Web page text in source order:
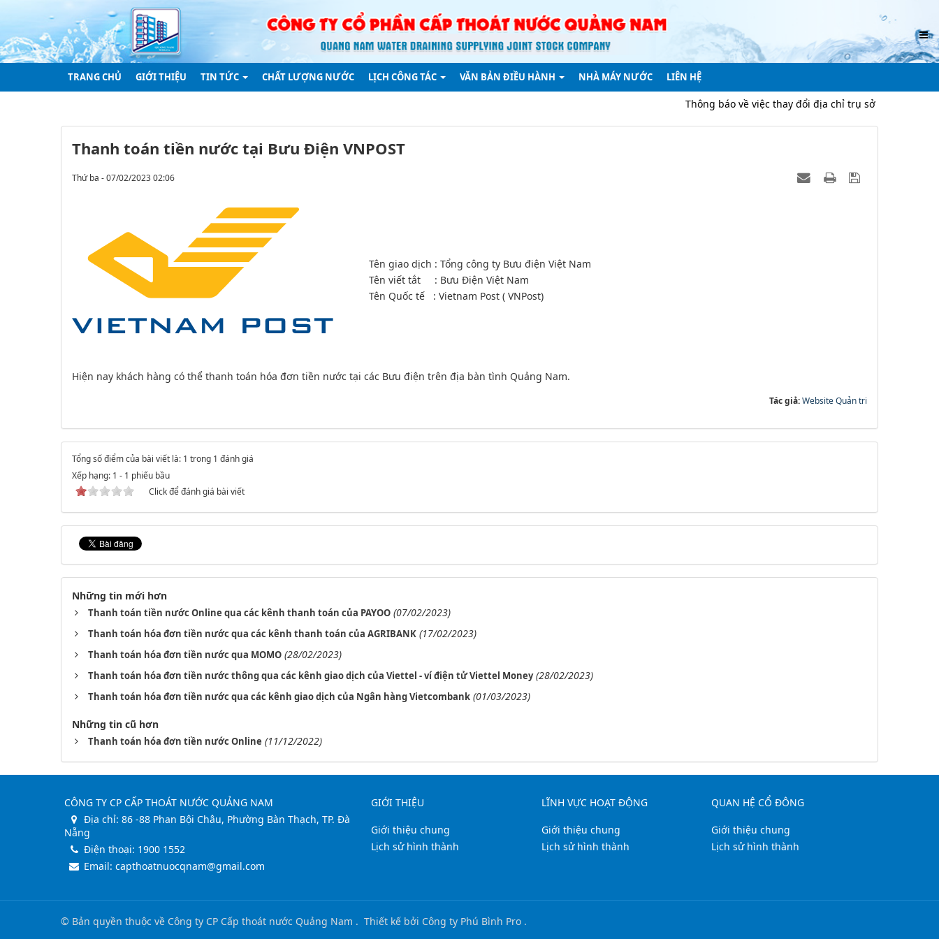
TRANG CHỦ GIỚI THIỆU TIN TỨC CHẤT LƯỢNG NƯỚC LỊCH CÔNG TÁC VĂN BẢN ĐIỀU HÀNH NHÀ MÁY NƯỚC LIÊN HỆ
Thông báo về việc thay đổi địa chỉ trụ sở Công ty do
Thanh toán tiền nước tại Bưu Điện VNPOST
Thứ ba - 07/02/2023 02:06
Tên giao dịch : Tổng công ty Bưu điện Việt Nam
Tên viết tắt : Bưu Điện Việt Nam
Tên Quốc tế : Vietnam Post ( VNPost)
Hiện nay khách hàng có thể thanh toán hóa đơn tiền nước tại các Bưu điện trên địa bàn tình Quảng Nam.
Tác giả:Website Quản tri
Tổng số điểm của bài viết là: 1 trong 1 đánh giá
Xếp hạng: 1 - 1 phiếu bầu
Click để đánh giá bài viết
Những tin mới hơn
Thanh toán tiền nước Online qua các kênh thanh toán của PAYOO (07/02/2023)
Thanh toán hóa đơn tiền nước qua các kênh thanh toán của AGRIBANK (17/02/2023)
Thanh toán hóa đơn tiền nước qua MOMO (28/02/2023)
Thanh toán hóa đơn tiền nước thông qua các kênh giao dịch của Viettel - ví điện tử Viettel Money (28/02/2023)
Thanh toán hóa đơn tiền nước qua các kênh giao dịch của Ngân hàng Vietcombank (01/03/2023)
Những tin cũ hơn
Thanh toán hóa đơn tiền nước Online (11/12/2022)
CÔNG TY CP CẤP THOÁT NƯỚC QUẢNG NAM
Địa chỉ: 86 -88 Phan Bội Châu, Phường Bàn Thạch, TP. Đà
Nẵng
Điện thoại: 1900 1552
Email: capthoatnuocqnam@gmail.com
GIỚI THIỆU
Giới thiệu chung
Lịch sử hình thành
LĨNH VỰC HOẠT ĐỘNG
Giới thiệu chung
Lịch sử hình thành
QUAN HỆ CỔ ĐÔNG
Giới thiệu chung
Lịch sử hình thành
© Bản quyền thuộc về Công ty CP Cấp thoát nước Quảng Nam . Thiết kế bởi Công ty Phú Bình Pro .